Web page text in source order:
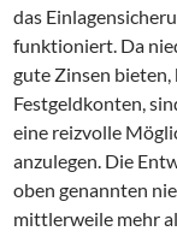
das
funktioniert. Da
gute Zinsen bieten,
Festgeldkonten,
eine reizvolle
anzulegen. Die
oben genannten
mittlerweile mehr